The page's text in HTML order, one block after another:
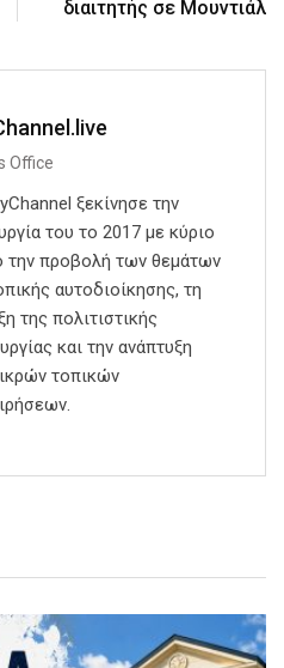
διαιτητής σε Μουντιάλ
Office
ξεκίνησε την
του το 2017 με κύριο
την προβολή των θεμάτων
αυτοδιοίκησης, τη
της πολιτιστικής
και την ανάπτυξη
τοπικών